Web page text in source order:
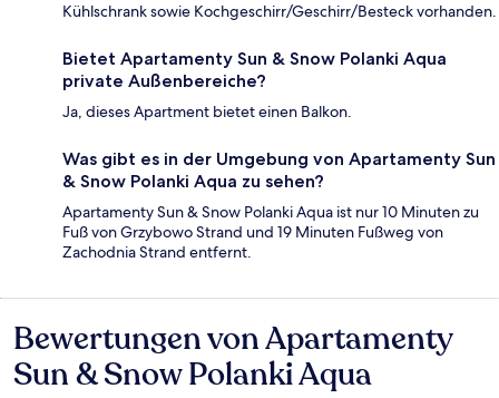
Kühlschrank sowie Kochgeschirr/Geschirr/Besteck vorhanden.
Bietet Apartamenty Sun & Snow Polanki Aqua
private Außenbereiche?
Ja, dieses Apartment bietet einen Balkon.
Was gibt es in der Umgebung von Apartamenty Sun
& Snow Polanki Aqua zu sehen?
Apartamenty Sun & Snow Polanki Aqua ist nur 10 Minuten zu
Fuß von Grzybowo Strand und 19 Minuten Fußweg von
Zachodnia Strand entfernt.
Bewertungen
Bewertungen von Apartamenty
Sun & Snow Polanki Aqua